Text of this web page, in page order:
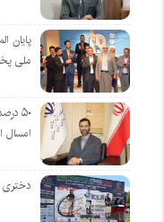
پایان
ملی
۵۰
امسال
دختری